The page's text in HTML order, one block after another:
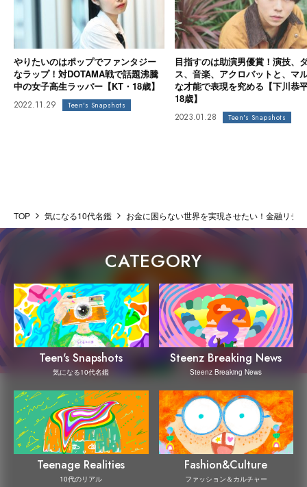
やりたいのはポップでファンタジー
なラップ！対DOTAMA戦で話題沸騰
中の女子高生ラッパー【KT・18歳】
2022.11.29 Teen's Snapshots
目指すのは助演男優賞！演技、
ス、音楽、アクロバットと、マ
な才能で表現を究める【下川恭
18歳】
2023.01.28 Teen's Snapshots
TOP 気になる10代名鑑 お金に困らない世界を実現させたい！金融リテ
CATEGORY
Teen's Snapshots
気になる10代名鑑
Steenz Breaking News
Steenz Breaking News
Teenage Realities
10代のリアル
Fashion&Culture
ファッション＆カルチャー